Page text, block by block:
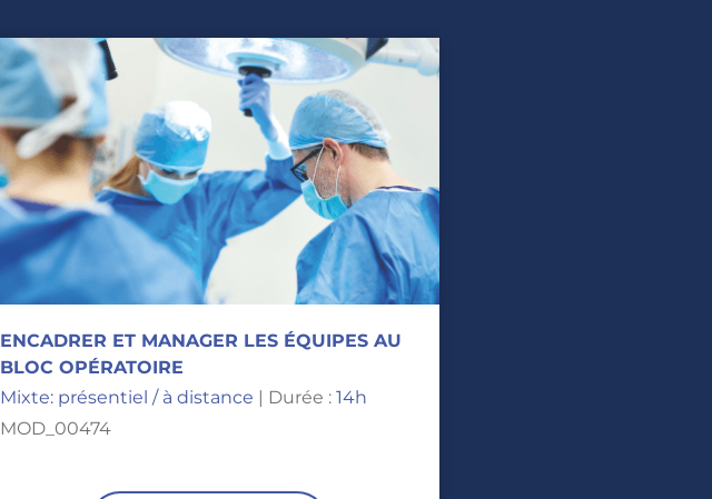
ENCADRER ET MANAGER LES ÉQUIPES AU
BLOC OPÉRATOIRE
Mixte: présentiel / à distance | Durée : 14h
MOD_00474